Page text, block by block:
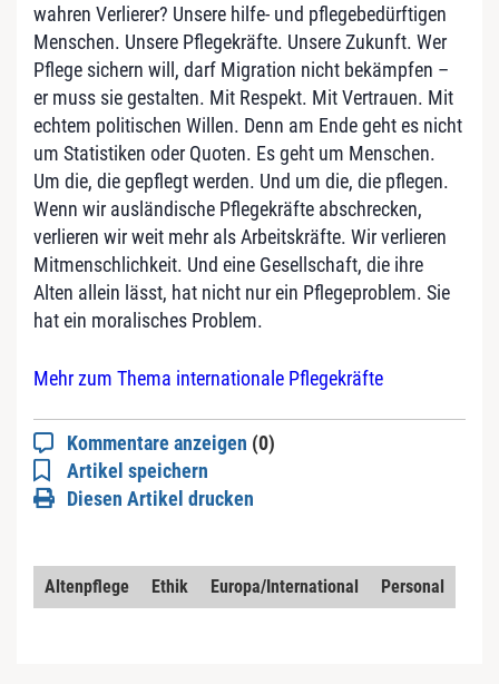
wahren Verlierer? Unsere hilfe- und pflegebedürftigen
Menschen. Unsere Pflegekräfte. Unsere Zukunft. Wer
Pflege sichern will, darf Migration nicht bekämpfen –
er muss sie gestalten. Mit Respekt. Mit Vertrauen. Mit
echtem politischen Willen. Denn am Ende geht es nicht
um Statistiken oder Quoten. Es geht um Menschen.
Um die, die gepflegt werden. Und um die, die pflegen.
Wenn wir ausländische Pflegekräfte abschrecken,
verlieren wir weit mehr als Arbeitskräfte. Wir verlieren
Mitmenschlichkeit. Und eine Gesellschaft, die ihre
Alten allein lässt, hat nicht nur ein Pflegeproblem. Sie
hat ein moralisches Problem.
Mehr zum Thema internationale Pflegekräfte
Kommentare anzeigen (0)
Artikel speichern
Diesen Artikel drucken
Altenpflege Ethik Europa/International Personal